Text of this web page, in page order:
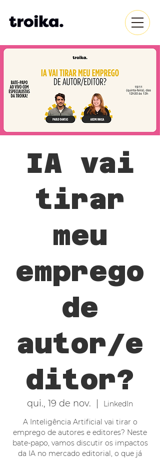
IA vai
tirar
meu
emprego
de
autor/e
ditor?
qui., 19 de nov.
LinkedIn
A Inteligência Artificial vai tirar o
emprego de autores e editores? Neste
bate-papo, vamos discutir os impactos
da IA no mercado editorial, o que já